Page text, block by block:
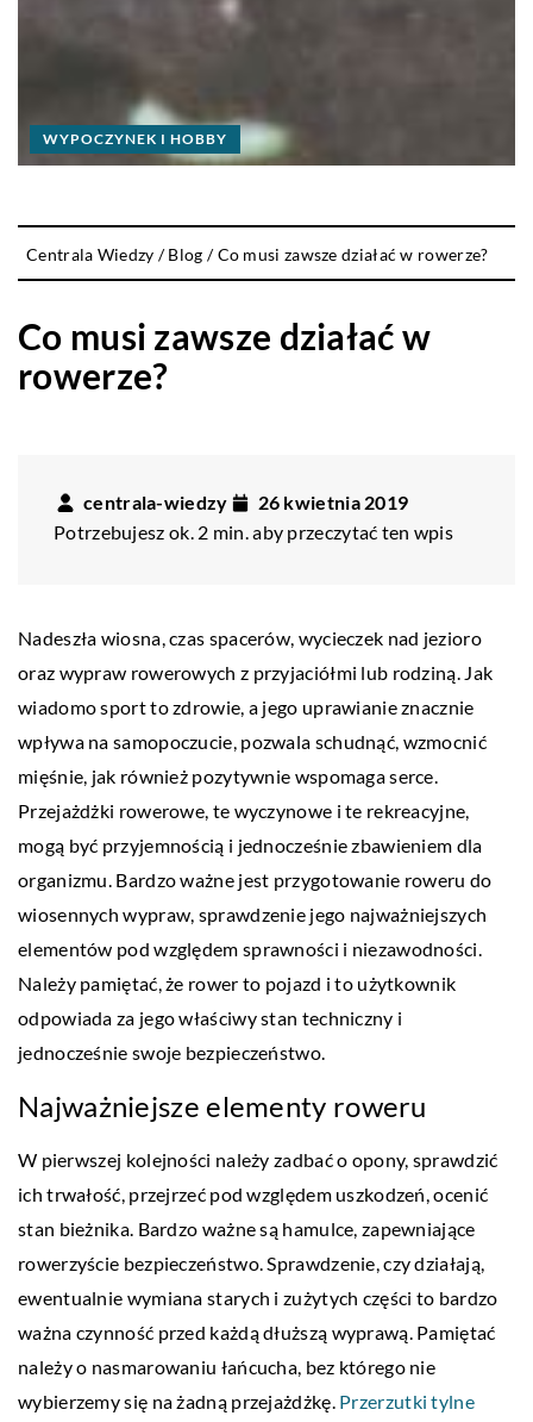
WYPOCZYNEK I HOBBY
Centrala Wiedzy /Blog /Co musi zawsze działać w rowerze?
Co musi zawsze działać w
rowerze?
centrala-wiedzy
26 kwietnia 2019
Potrzebujesz ok. 2 min. aby przeczytać ten wpis
Nadeszła wiosna, czas spacerów, wycieczek nad jezioro
oraz wypraw rowerowych z przyjaciółmi lub rodziną. Jak
wiadomo sport to zdrowie, a jego uprawianie znacznie
wpływa na samopoczucie, pozwala schudnąć, wzmocnić
mięśnie, jak również pozytywnie wspomaga serce.
Przejażdżki rowerowe, te wyczynowe i te rekreacyjne,
mogą być przyjemnością i jednocześnie zbawieniem dla
organizmu. Bardzo ważne jest przygotowanie roweru do
wiosennych wypraw, sprawdzenie jego najważniejszych
elementów pod względem sprawności i niezawodności.
Należy pamiętać, że rower to pojazd i to użytkownik
odpowiada za jego właściwy stan techniczny i
jednocześnie swoje bezpieczeństwo.
Najważniejsze elementy roweru
W pierwszej kolejności należy zadbać o opony, sprawdzić
ich trwałość, przejrzeć pod względem uszkodzeń, ocenić
stan bieżnika. Bardzo ważne są hamulce, zapewniające
rowerzyście bezpieczeństwo. Sprawdzenie, czy działają,
ewentualnie wymiana starych i zużytych części to bardzo
ważna czynność przed każdą dłuższą wyprawą. Pamiętać
należy o nasmarowaniu łańcucha, bez którego nie
wybierzemy się na żadną przejażdżkę. Przerzutki tylne